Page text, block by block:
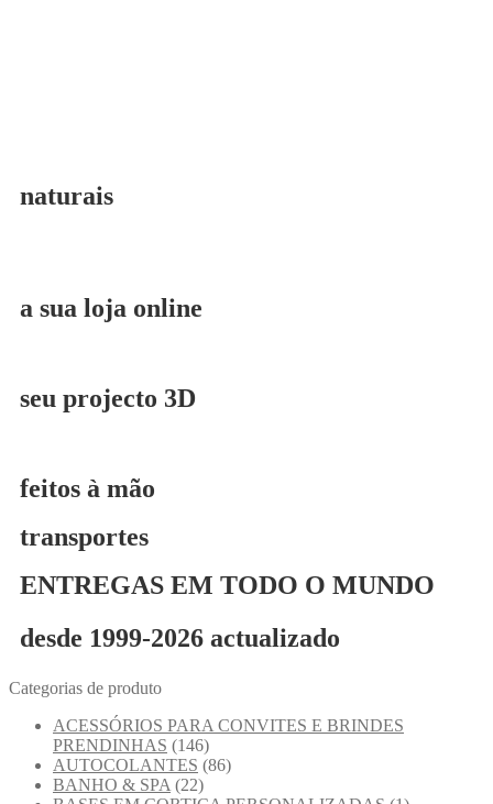
naturais
a sua loja online
seu projecto 3D
feitos à mão
transportes
ENTREGAS EM TODO O MUNDO
desde 1999-2026 actualizado
Categorias de produto
ACESSÓRIOS PARA CONVITES E BRINDES
PRENDINHAS (146)
AUTOCOLANTES (86)
BANHO & SPA (22)